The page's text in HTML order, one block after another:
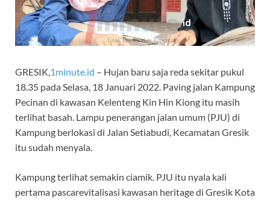
GRESIK, 1minute.id – Hujan baru saja reda sekitar pukul
18.35 pada Selasa, 18 Januari 2022. Paving jalan Kampung
Pecinan di kawasan Kelenteng Kin Hin Kiong itu masih
terlihat basah. Lampu penerangan jalan umum (PJU) di
Kampung berlokasi di Jalan Setiabudi, Kecamatan Gresik
itu sudah menyala.
Kampung terlihat semakin ciamik. PJU itu nyala kali
pertama pascarevitalisasi kawasan heritage di Gresik Kota